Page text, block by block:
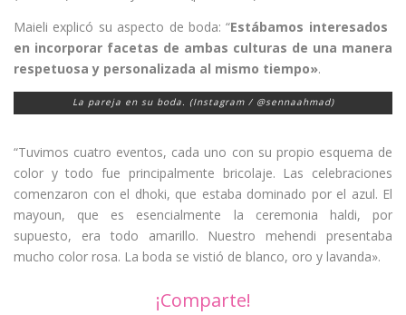
Maieli explicó su aspecto de boda: “Estábamos interesados ​​
en incorporar facetas de ambas culturas de una manera
respetuosa y personalizada al mismo tiempo».
La pareja en su boda. (Instagram / @sennaahmad)
“Tuvimos cuatro eventos, cada uno con su propio esquema de
color y todo fue principalmente bricolaje. Las celebraciones
comenzaron con el dhoki, que estaba dominado por el azul. El
mayoun, que es esencialmente la ceremonia haldi, por
supuesto, era todo amarillo. Nuestro mehendi presentaba
mucho color rosa. La boda se vistió de blanco, oro y lavanda».
¡Comparte!